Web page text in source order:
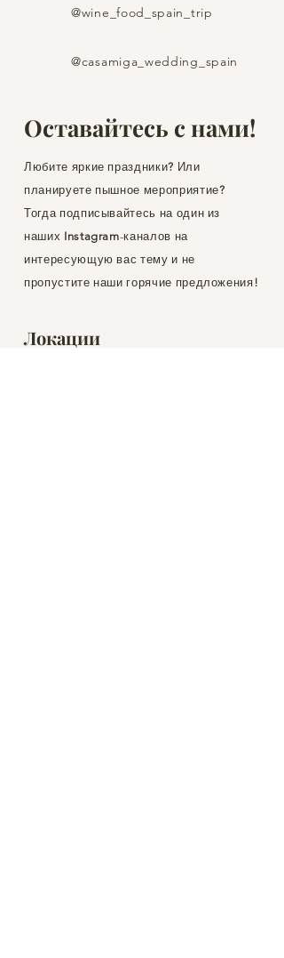
@wine_food_spain_trip
@casamiga_wedding_spain
Оставайтесь с нами!
Любите яркие праздники? Или
планируете пышное мероприятие?
Тогда подписывайтесь на один из
наших Instagram-каналов на
интересующую вас тему и не
пропустите наши горячие предложения !
Локации